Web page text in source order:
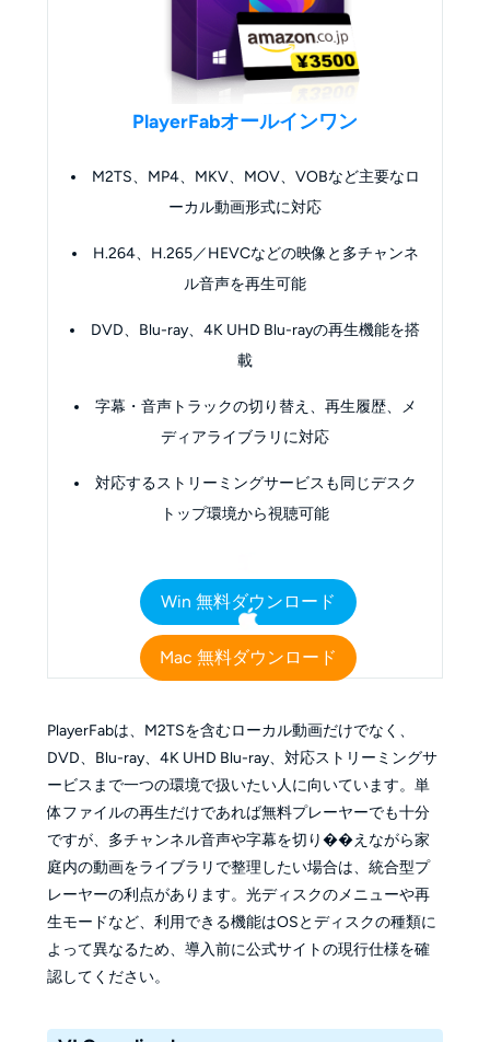
PlayerFabオールインワン
M2TS、MP4、MKV、MOV、VOBなど主要なロ
ーカル動画形式に対応
H.264、H.265／HEVCなどの映像と多チャンネ
ル音声を再生可能
DVD、Blu-ray、4K UHD Blu-rayの再生機能を搭
載
字幕・音声トラックの切り替え、再生履歴、メ
ディアライブラリに対応
対応するストリーミングサービスも同じデスク
トップ環境から視聴可能
Win 無料ダウンロード
Mac 無料ダウンロード
PlayerFabは、M2TSを含むローカル動画だけでなく、
DVD、Blu-ray、4K UHD Blu-ray、対応ストリーミングサ
ービスまで一つの環境で扱いたい人に向いています。単
体ファイルの再生だけであれば無料プレーヤーでも十分
ですが、多チャンネル音声や字幕を切り��えながら家
庭内の動画をライブラリで整理したい場合は、統合型プ
レーヤーの利点があります。光ディスクのメニューや再
生モードなど、利用できる機能はOSとディスクの種類に
よって異なるため、導入前に公式サイトの現行仕様を確
認してください。